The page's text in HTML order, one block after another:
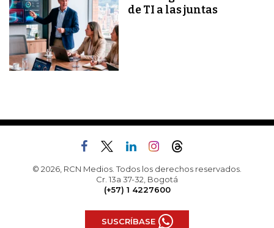
de TI a las juntas
© 2026, RCN Medios. Todos los derechos reservados.
Cr. 13a 37-32, Bogotá
(+57) 1 4227600
SUSCRÍBASE